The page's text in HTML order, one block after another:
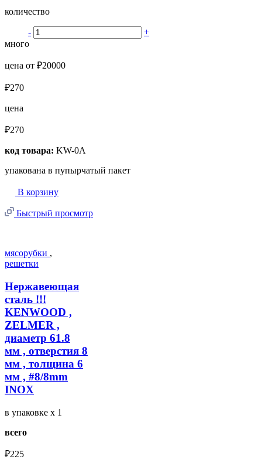
количество
-
+
много
цена от ₽20000
₽270
цена
₽270
код товара: KW-0A
упакована в пупырчатый пакет
В корзину
Быстрый просмотр
мясорубки ,
решетки
Нержавеющая
сталь !!!
KENWOOD ,
ZELMER ,
диаметр 61.8
мм , отверстия 8
мм , толщина 6
мм , #8/8mm
INOX
в упаковке x 1
всего
₽225